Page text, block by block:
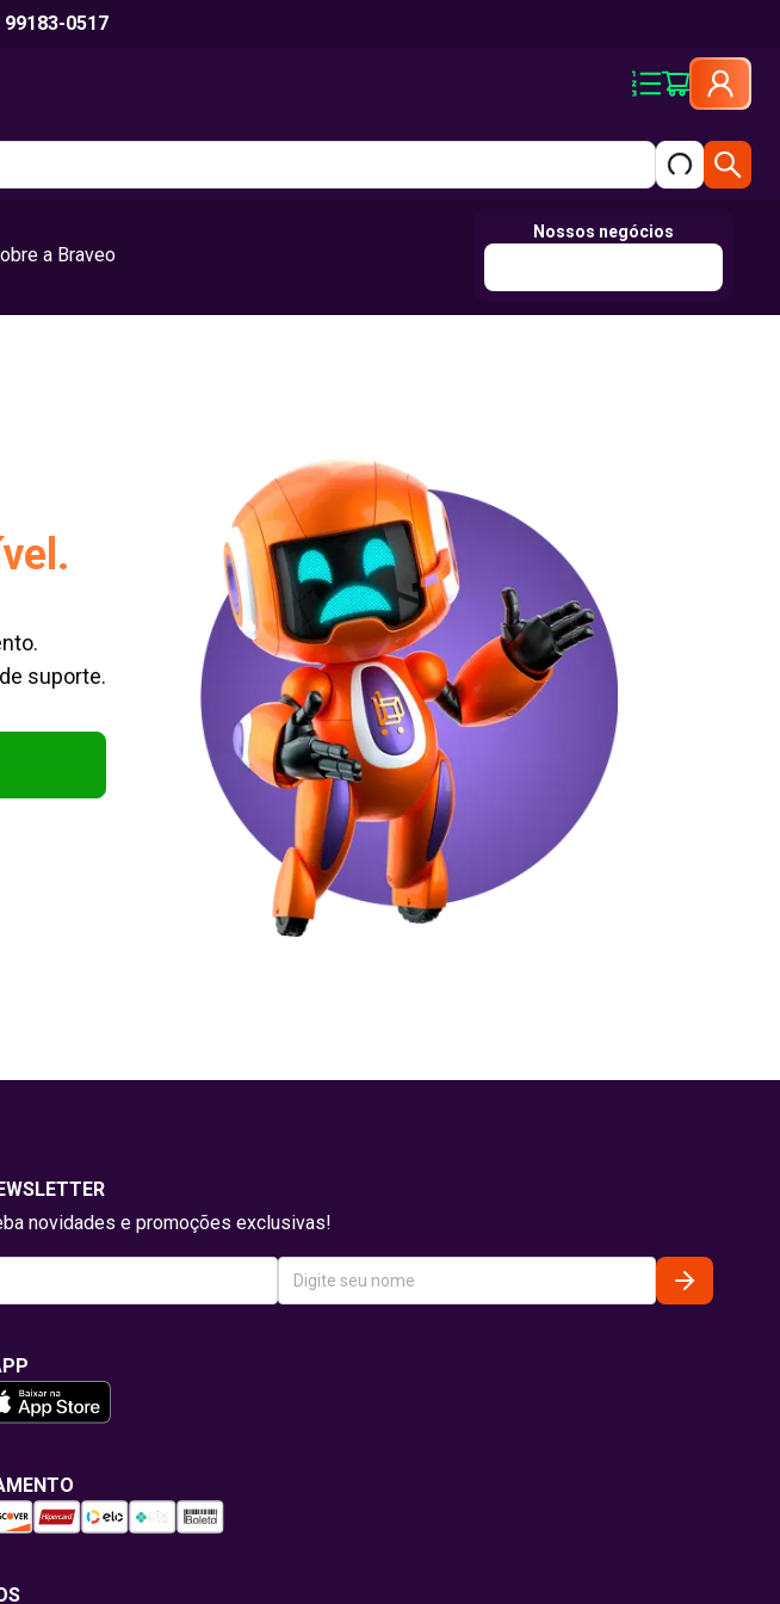
99183-0517
a Braveo
Nossos negócios
suporte.
novidades e promoções exclusivas!